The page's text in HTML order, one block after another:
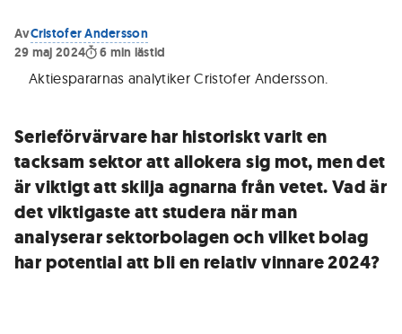
AvCristofer Andersson
29 maj 2024
6 min lästid
Aktiespararnas analytiker Cristofer Andersson.
Serieförvärvare har historiskt varit en
tacksam sektor att allokera sig mot, men det
är viktigt att skilja agnarna från vetet. Vad är
det viktigaste att studera när man
analyserar sektorbolagen och vilket bolag
har potential att bli en relativ vinnare 2024?